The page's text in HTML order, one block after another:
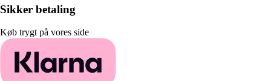
Sikker betaling
Køb trygt på vores side